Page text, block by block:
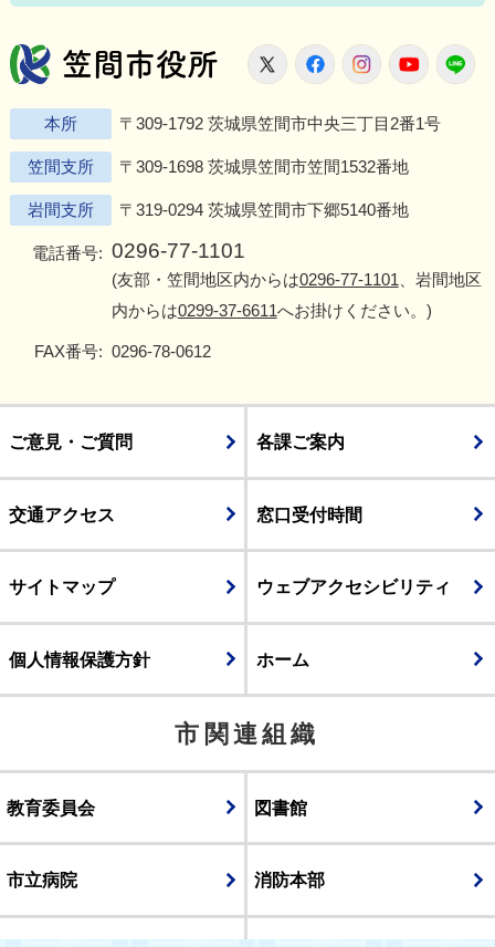
笠間市役所
X FacebookInstagram
本所 〒309-1792 茨城県笠間市中央三丁目2番1号
笠間支所 〒309-1698 茨城県笠間市笠間1532番地
岩間支所 〒319-0294 茨城県笠間市下郷5140番地
電話番号: 0296-77-1101
(友部・笠間地区内からは0296-77-1101、岩間地区
内からは0299-37-6611へお掛けください。)
FAX番号: 0296-78-0612
ご意見・ご質問 各課ご案内
交通アクセス 窓口受付時間
サイトマップ ウェブアクセシビリティ
個人情報保護方針 ホーム
市関連組織
教育委員会 図書館
市立病院 消防本部